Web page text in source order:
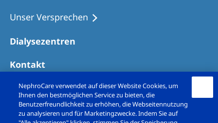
Australia
Philippines
North America
United States of America
NephroCare International
Unser Versprechen
Dialysezentren
Kontakt
NephroCare verwendet auf dieser Website Cookies, um
Ihnen den bestmöglichen Service zu bieten, die
Benutzerfreundlichkeit zu erhöhen, die Webseitennutzung
zu analysieren und für Marketingzwecke. Indem Sie auf